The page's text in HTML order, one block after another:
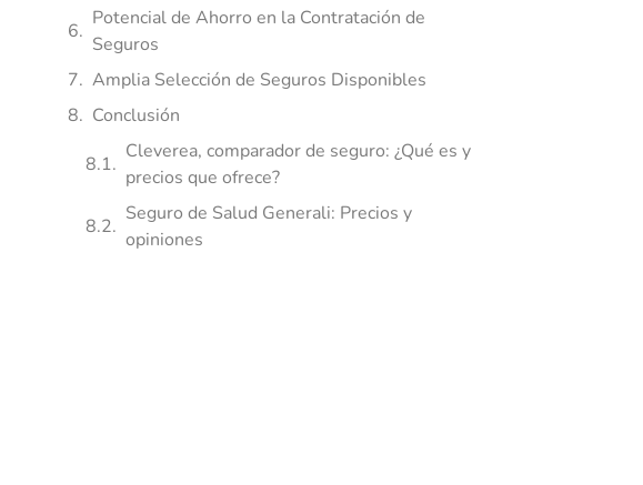
Potencial de Ahorro en la Contratación de
Seguros
Amplia Selección de Seguros Disponibles
Conclusión
Cleverea, comparador de seguro: ¿Qué es y
precios que ofrece?
Seguro de Salud Generali: Precios y
opiniones